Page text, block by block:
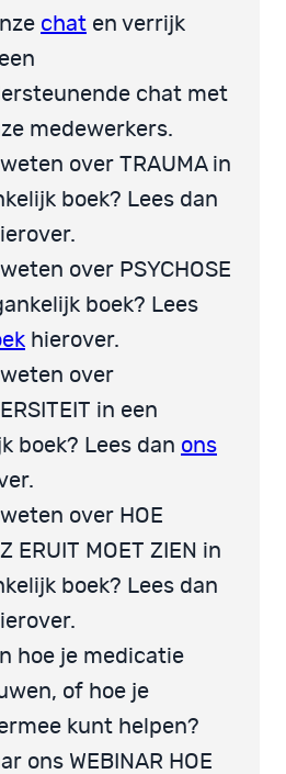
chat en verrijk
chat met
medewerkers.
over TRAUMA in
boek? Lees dan
over PSYCHOSE
boek? Lees
hierover.
over
in een
boek? Lees dan ons
over HOE
ERUIT MOET ZIEN in
boek? Lees dan
hoe je medicatie
of hoe je
kunt helpen?
ons WEBINAR HOE